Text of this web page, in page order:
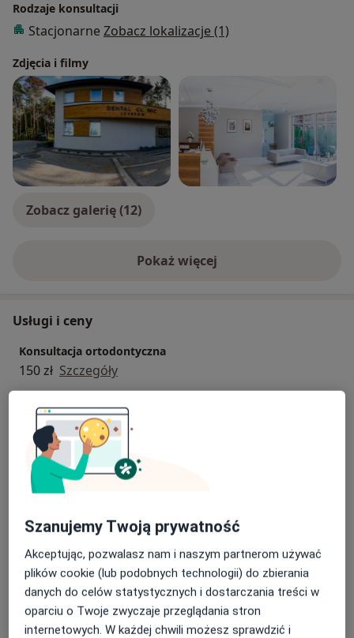
Rodzaje konsultacji
Stacjonarne Zobacz lokalizacje (1)
Zdjęcia i filmy
Zobacz galerię (12)
Pokaż więcejo doświadczeniu
Usługi i ceny
Konsultacja ortodontyczna
150 zł Szczegóły
Aparat samoligaturujący Damon
Od 3 100 zł Szczegóły
Aparaty ruchome
600 zł Szczegóły
Aparaty stałe
Od 1 600 zł Szczegóły
Aparaty stałe estetyczne
2 500 zł Szczegóły
Szanujemy Twoją prywatność
Akceptując, pozwalasz nam i naszym partnerom używać
plików cookie (lub podobnych technologii) do zbierania
danych do celów statystycznych i dostarczania treści w
oparciu o Twoje zwyczaje przeglądania stron
internetowych. W każdej chwili możesz sprawdzić i